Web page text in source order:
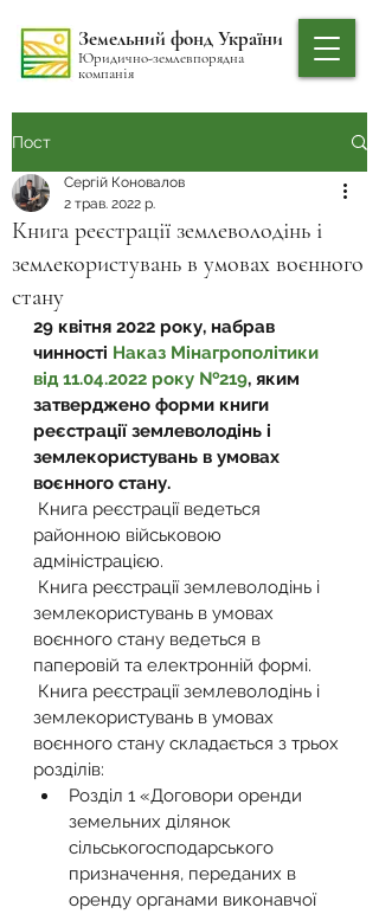
Земельний фонд України
Юридично-землевпорядна
компанія
Пост
Книга реєстрації землеволодінь і
землекористувань в умовах воєнного
стану
Сергій Коновалов
2 трав. 2022 р.
29 квітня 2022 року, набрав
чинності Наказ Мінагрополітики
від 11.04.2022 року №219, яким
затверджено форми книги
реєстрації землеволодінь і
землекористувань в умовах
воєнного стану.
районною військовою
адміністрацією.
землекористувань в умовах
воєнного стану ведеться в
паперовій та електронній формі.
землекористувань в умовах
воєнного стану складається з трьох
розділів:
Розділ 1 «Договори оренди
земельних ділянок
сільськогосподарського
призначення, переданих в
оренду органами виконавчої